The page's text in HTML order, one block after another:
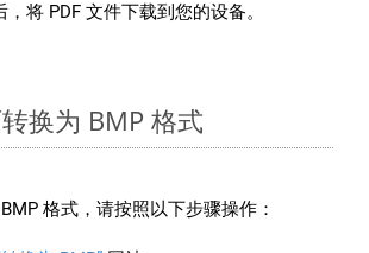
将 PDF 文件下载到您的设备。
换为 BMP 格式
格式，请按照以下步骤操作：